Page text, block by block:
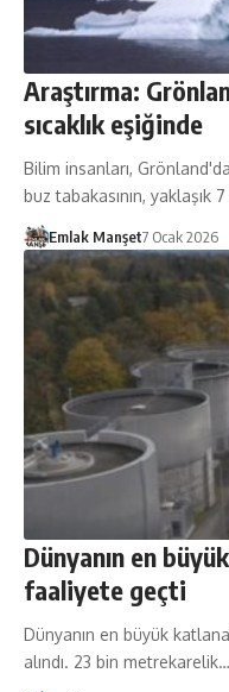
Araştırma:
sıcaklık eşiğinde
Bilim insanları,
buz tabakasının, yaklaşık
Emlak Manşet7 Ocak 2026
Dünyanın en
faaliyete geçti
Dünyanın en büyük
alındı. 23 bin metrekarelik…